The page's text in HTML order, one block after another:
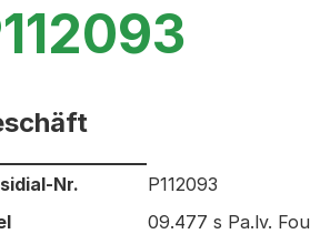
zum Ausgewählten
Nr.
P112093
09.477 s Pa.lv.